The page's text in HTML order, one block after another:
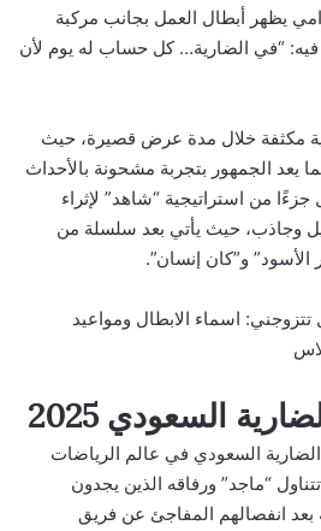
يظهر أبطال العمل بجانب مركبة
فيه: “في الضارية… كل حساب له يوم لأن
مكثفة خلال مدة عرض قصيرة، حيث
مما يعد الجمهور بتجربة مشحونة بالأحداث
جزءًا من استراتيجية “شاهد” لإثراء
وجاذب، حيث يأتي بعد سلسلة من
الأسود” و”كان إنسان”.
اسماء الابطال ومواعيد
السعودي 2025
السعودي في عالم الرياضات
“ماجد” ورفاقه الذين يجدون
انفصالهم المفاجئ عن فريق